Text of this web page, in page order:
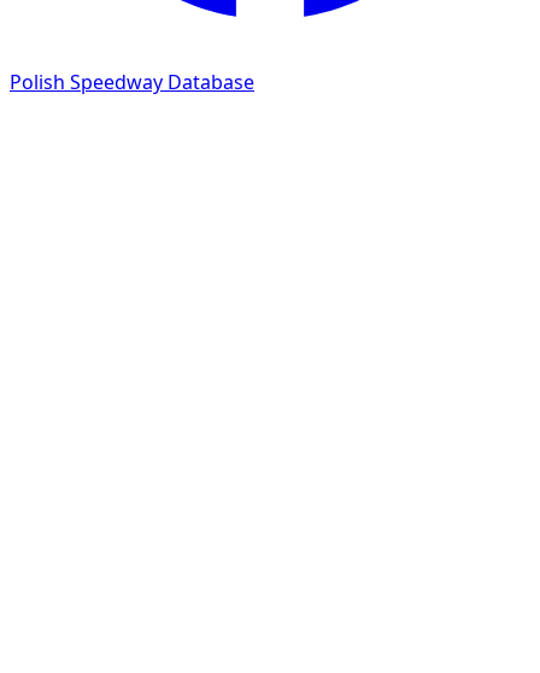
Polish Speedway Database